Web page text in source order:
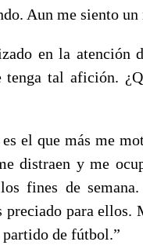
Aun me siento un
en la atención
tenga tal afición.
el que más me
distraen y me
fines de
preciado para ellos.
partido de fútbol.”